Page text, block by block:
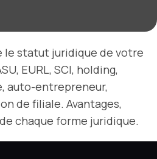
le statut juridique de votre
EURL, SCI, holding,
auto-entrepreneur,
de filiale. Avantages,
chaque forme juridique.